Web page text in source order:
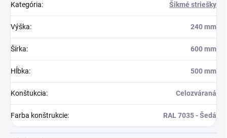
Kategória: Šikmé striešky
Výška: 240 mm
Šírka: 600 mm
Hĺbka: 500 mm
Konštukcia: Celozváraná
Farba konštrukcie: RAL 7035 - Šedá